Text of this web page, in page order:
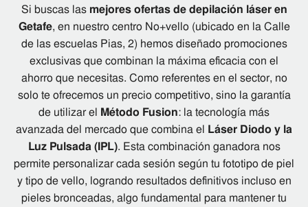
Si buscas las mejores ofertas de depilación láser en
Getafe, en nuestro centro No+vello (ubicado en la Calle
de las escuelas Pias, 2) hemos diseñado promociones
exclusivas que combinan la máxima eficacia con el
ahorro que necesitas. Como referentes en el sector, no
solo te ofrecemos un precio competitivo, sino la garantía
de utilizar el Método Fusion: la tecnología más
avanzada del mercado que combina el Láser Diodo y la
Luz Pulsada (IPL). Esta combinación ganadora nos
permite personalizar cada sesión según tu fototipo de piel
y tipo de vello, logrando resultados definitivos incluso en
pieles bronceadas, algo fundamental para mantener tu